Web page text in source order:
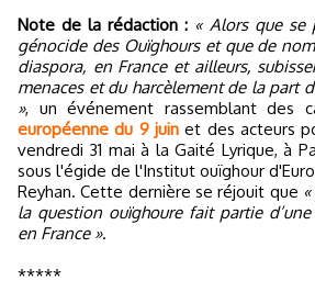
Note de la rédaction : « Alors que se
génocide des Ouïghours et que de
diaspora, en France et ailleurs,
menaces et du harcèlement de la part
», un événement rassemblant des
européenne du 9 juin et des acteurs
vendredi 31 mai à la Gaité Lyrique, à
sous l'égide de l'Institut ouïghour
Reyhan. Cette dernière se réjouit que
la question ouïghoure fait partie
en France ».
*****